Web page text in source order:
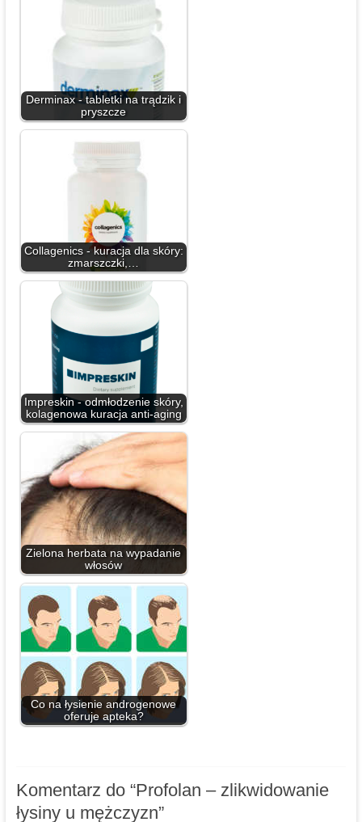
Derminax - tabletki na trądzik i
pryszcze
Collagenics - kuracja dla skóry:
zmarszczki,…
Impreskin - odmłodzenie skóry,
kolagenowa kuracja anti-aging
Zielona herbata na wypadanie
włosów
Co na łysienie androgenowe
oferuje apteka?
Komentarz do “Profolan – zlikwidowanie
łysiny u mężczyzn”